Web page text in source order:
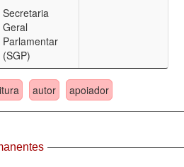
Secretaria
Geral
Parlamentar
(SGP)
autor apoiador